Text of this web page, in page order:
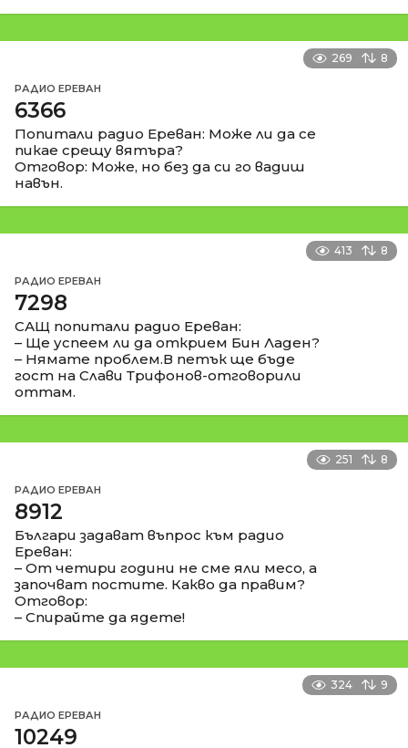
269 8
РАДИО ЕРЕВАН
6366
Попитали радио Ереван: Може ли да се
пикае срещу вятъра?
Отговор: Може, но без да си го вадиш
навън.
413 8
РАДИО ЕРЕВАН
7298
САЩ попитали радио Ереван:
– Ще успеем ли да открием Бин Ладен?
– Нямате проблем.В петък ще бъде
гост на Слави Трифонов-отговорили
оттам.
251 8
РАДИО ЕРЕВАН
8912
Българи задават въпрос към радио
Ереван:
– От четири години не сме яли месо, а
започват постите. Какво да правим?
Отговор:
– Спирайте да ядете!
324 9
РАДИО ЕРЕВАН
10249